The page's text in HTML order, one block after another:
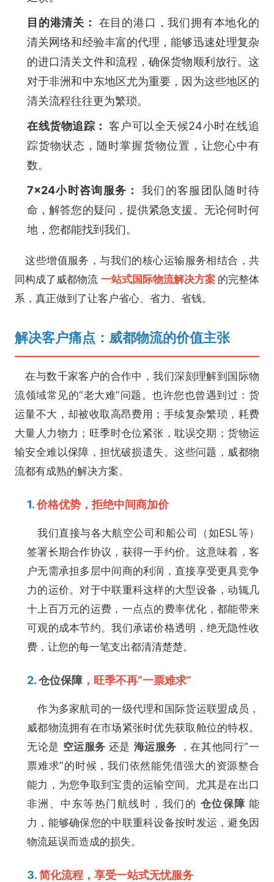
目的港清关： 在目的港口，我们拥有本地化的
清关网络和经验丰富的代理，能够迅速处理复杂
的进口清关文件和流程，确保货物顺利放行。这
对于非洲和中东地区尤为重要，因为这些地区的
清关流程往往更为繁琐。
在线货物追踪：客户可以全天候24小时在线追
踪货物状态，随时掌握货物位置，让您心中有
数。
7×24小时咨询服务： 我们的客服团队随时待
命，解答您的疑问，提供紧急支援。无论何时何
地，您都能找到我们。
这些增值服务，与我们的核心运输服务相结合，共
同构成了威都物流 一站式国际物流解决方案 的完整体
系，真正做到了让客户省心、省力、省钱。
解决客户痛点：威都物流的价值主张
在与数千家客户的合作中，我们深刻理解到国际物
流领域常见的“老大难”问题。也许您也曾遇到过：货
运量不大，却被收取高昂费用；手续复杂繁琐，耗费
大量人力物力；旺季时仓位紧张，耽误交期；货物运
输安全难以保障，担忧破损遗失。这些问题，威都物
流都有成熟的解决方案。
1.价格优势，拒绝中间商加价
我们直接与各大航空公司和船公司（如ESL等）
签署长期合作协议，获得一手约价。这意味着，客
户无需承担多层中间商的利润，直接享受更具竞争
力的运价。对于中联重科这样的大型设备，动辄几
十上百万元的运费，一点点的费率优化，都能带来
可观的成本节约。我们承诺价格透明，绝无隐性收
费，让您的每一笔支出都清清楚楚。
2.仓位保障 ，旺季不再“一票难求”
作为多家航司的一级代理和国际货运联盟成员，
威都物流拥有在市场紧张时优先获取舱位的特权。
无论是 空运服务 还是 海运服务
，在其他同行“一
票难求”的时候，我们依然能凭借强大的资源整合
能力，为您争取到宝贵的运输空间。尤其是在出口
非洲、中东等热门航线时，我们的 仓位保障 能
力，能够确保您的中联重科设备按时发运，避免因
物流延误而造成的损失。
3.简化流程，享受一站式无忧服务